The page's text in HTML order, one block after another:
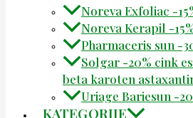
Noreva Exfoliac -
Noreva Kerapil -
Pharmaceris sun -
Solgar -20% cink
beta karoten
Uriage Bariesun -
KATEGORIJE